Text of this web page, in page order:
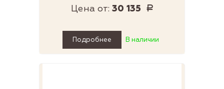
Цена от: 30 135 Р
Подробнее В наличии